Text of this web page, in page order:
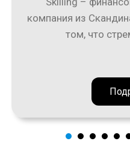
компания из
том, что